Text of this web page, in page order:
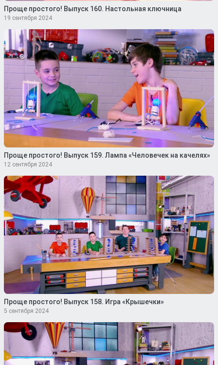
Проще простого! Выпуск 160. Настольная ключница
19 сентября 2024
Проще простого! Выпуск 159. Лампа «Человечек на качелях»
12 сентября 2024
Проще простого! Выпуск 158. Игра «Крышечки»
5 сентября 2024